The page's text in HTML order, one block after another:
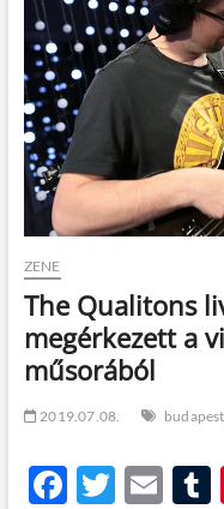
ZENE
The Qualitons
megérkezett a
műsorából
2019.07.08.
F T E